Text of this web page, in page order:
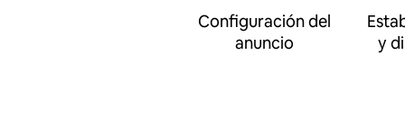
Configuración del
anuncio
y